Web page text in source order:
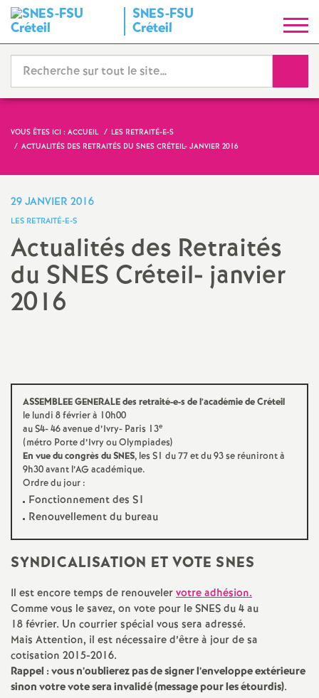
SNES-FSU
Créteil
y
n
d
i
a
t
t
o
a
l
d
e
s
VOUS ÊTES ICI : ACCUEIL
LES RETRAITÉ-E-S
ACTUALITÉS DES RETRAITÉS DU SNES CRÉTEIL- JANVIER 2016
29 JANVIER 2016
LES RETRAITÉ-E-S
Actualités des Retraités
du SNES Créteil- janvier
2016
ASSEMBLEEGENERALEdes retraité-e-s de l’académie de Créteil
le lundi 8 février à 10h00
au S4- 46 avenue d’Ivry- Paris 13e
(métro Porte d’Ivry ou Olympiades)
En vue du congrès duSNES, les S1 du 77 et du 93 se réuniront à
9h30 avant l’AGacadémique.
Ordre du jour :
Fonctionnement des S1
Renouvellement du bureau
SYNDICALISATION ET VOTE SNES
Il est encore temps de renouvelervotre adhésion.
Comme vous le savez, on vote pour leSNESdu 4 au
18 février. Un courrier spécial vous sera adressé.
Mais Attention, il est nécessaire d’être à jour de sa
cotisation 2015-2016.
Rappel : vous n’oublierez pas de signer l’enveloppe extérieure
sinon votre vote sera invalidé (message pour les étourdis).